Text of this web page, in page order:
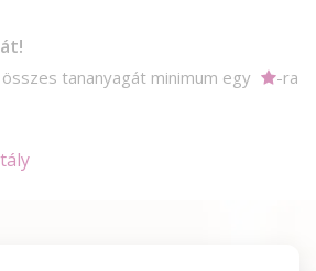
tananyagát minimum egy
-ra